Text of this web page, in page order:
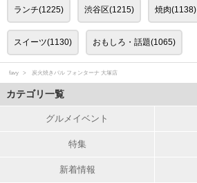
ランチ(1225) 渋谷区(1215) 焼肉(1138)
スイーツ(1130) おもしろ・話題(1065)
favy 炭火焼きバル フォンターナ 大塚店
カテゴリ一覧
グルメイベント
特集
新着情報